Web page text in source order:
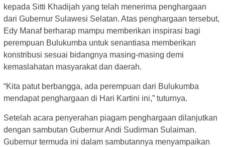
kepada Sitti Khadijah yang telah menerima penghargaan
dari Gubernur Sulawesi Selatan. Atas penghargaan tersebut,
Edy Manaf berharap mampu memberikan inspirasi bagi
perempuan Bulukumba untuk senantiasa memberikan
konstribusi sesuai bidangnya masing-masing demi
kemaslahatan masyarakat dan daerah.
“Kita patut berbangga, ada perempuan dari Bulukumba
mendapat penghargaan di Hari Kartini ini,” tuturnya.
Setelah acara penyerahan piagam penghargaan dilanjutkan
dengan sambutan Gubernur Andi Sudirman Sulaiman.
Gubernur termuda ini dalam sambutannya menyampaikan